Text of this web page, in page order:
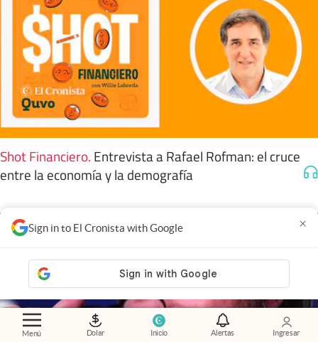
Menú Dolar Inicio Alertas Ingresar
Sign in to El Cronista with Google ×
Shot Financiero. Entrevista a Rafael Rofman: el cruce
entre la economía y la demografía